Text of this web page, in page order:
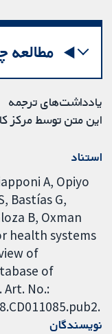
مطالعه
یادداشت‌های ترجمه
این متن توسط مرکز
استناد
A, Opiyo
Bastías G,
B, Oxman
health systems
of
of
Art. No.:
نویسندگان